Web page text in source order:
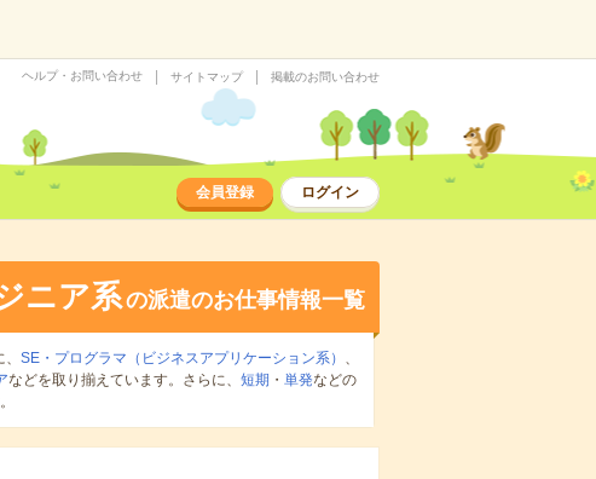
ヘルプ・お問い合わせ サイトマップ 掲載のお問い合わせ
会員登録 ログイン
ニア系の派遣のお仕事情報一覧
SE・プログラマ（ビジネスアプリケーション系） 、
などを取り揃えています。さらに、 短期 ・ 単発などの